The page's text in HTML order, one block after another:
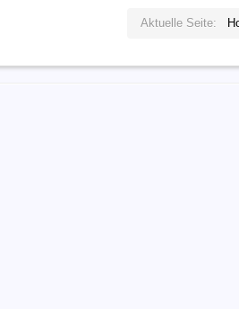
Aktuelle Seite: